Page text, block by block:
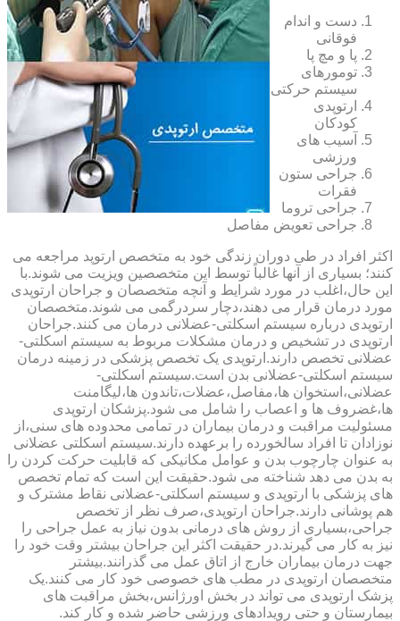
دست و اندام
فوقانی
پا و مچ پا
تومورهای
سیستم حرکتی
ارتوپدی
کودکان
آسیب های
ورزشی
جراحی ستون
فقرات
جراحی تروما
جراحی تعویض مفاصل
اکثر افراد در طی دوران زندگی خود به متخصص ارتوپد مراجعه می
کنند؛ بسیاری از آنها غالباً توسط این متخصصین ویزیت می شوند.با
این حال،اغلب در مورد شرایط و آنچه متخصصان و جراحان ارتوپدی
مورد درمان قرار می دهند،دچار سردرگمی می شوند.متخصصان
ارتوپدی درباره سیستم اسکلتی-عضلانی درمان می کنند.جراحان
ارتوپدی در تشخیص و درمان مشکلات مربوط به سیستم اسکلتی-
عضلانی تخصص دارند.ارتوپدی یک تخصص پزشکی در زمینه درمان
سیستم اسکلتی-عضلانی بدن است.سیستم اسکلتی-
عضلانی،استخوان ها،مفاصل،عضلات،تاندون ها،لیگامنت
ها،غضروف ها و اعصاب را شامل می شود.پزشکان ارتوپدی
مسئولیت مراقبت و درمان بیماران در تمامی محدوده های سنی،از
نوزادان تا افراد سالخورده را برعهده دارند.سیستم اسکلتی عضلانی
به عنوان چارچوب بدن و عوامل مکانیکی که قابلیت حرکت کردن را
به بدن می دهد شناخته می شود.حقیقت این است که تمام تخصص
های پزشکی با ارتوپدی و سیستم اسکلتی-عضلانی نقاط مشترک و
هم پوشانی دارند.جراحان ارتوپدی،صرف نظر از تخصص
جراحی،بسیاری از روش های درمانی بدون نیاز به عمل جراحی را
نیز به کار می گیرند.در حقیقت اکثر این جراحان بیشتر وقت خود را
جهت درمان بیماران خارج از اتاق عمل می گذرانند.بیشتر
متخصصان ارتوپدی در مطب های خصوصی خود کار می کنند.یک
پزشک ارتوپدی می تواند در بخش اورژانس،بخش مراقبت های
بیمارستان و حتی رویدادهای ورزشی حاضر شده و کار کند.